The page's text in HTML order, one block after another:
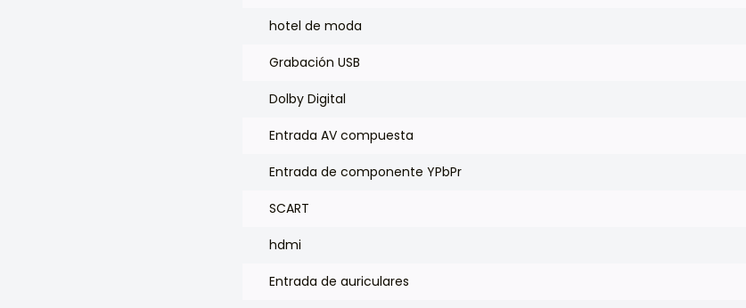
hotel de moda
Grabación USB
Dolby Digital
Entrada AV compuesta
Entrada de componente YPbPr
SCART
hdmi
Entrada de auriculares